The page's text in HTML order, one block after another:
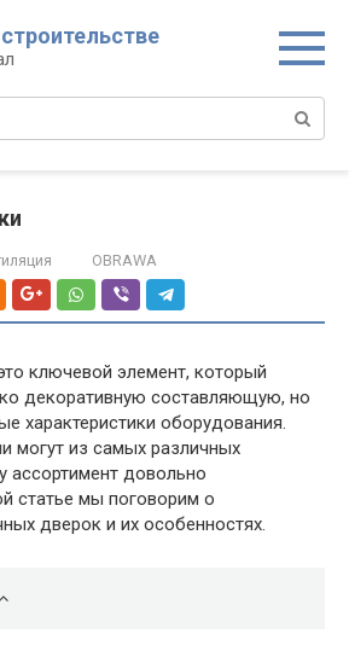
OBRAWA
ключевой элемент, который
декоративную составляющую, но
характеристики оборудования.
могут из самых различных
ассортимент довольно
статье мы поговорим о
дверок и их особенностях.